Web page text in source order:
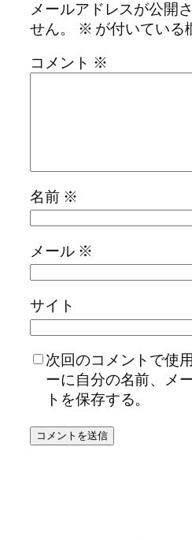
メールアドレスが公開
せん。
※ が付いている
コメント ※
名前 ※
メール ※
サイト
次回のコメントで使
ーに自分の名前、メ
トを保存する。